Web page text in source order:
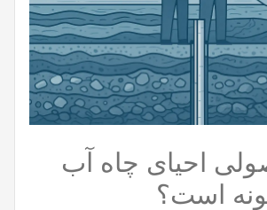
احیای چاه آب
است؟